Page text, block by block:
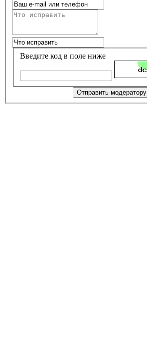
Введите код в поле ниже
Отправить модератору